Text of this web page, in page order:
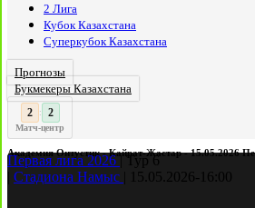
2 Лига
Кубок Казахстана
Суперкубок Казахстана
Прогнозы
Букмекеры Казахстана
3 : 2
Матч-центр
Академия Онтустик - Кайрат-Жастар - 15.05.2026
Первая лига 2026| Тур 6
Стадиона Намыс 15.05.2026- 16:00